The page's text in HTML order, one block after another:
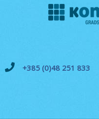
+385 (0)48 251 833